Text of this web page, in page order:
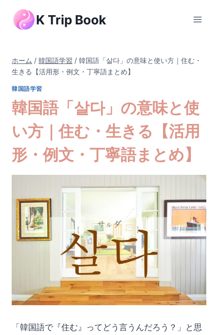
K Trip Book
ホーム / 韓国語学習 / 韓国語「살다」の意味と使い方｜住む・
生きる【活用形・例文・丁寧語まとめ】
韓国語学習
韓国語「살다」の意味と使
い方｜住む・生きる【活用
形・例文・丁寧語まとめ】
「韓国語で『住む』ってどう言うんだろう？」と思